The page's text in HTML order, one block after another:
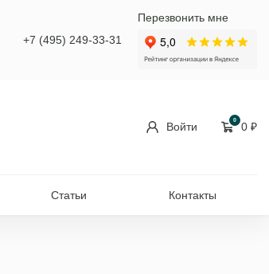
+7 (495) 249-33-31
Перезвонить мне
Войти
0
0 ₽
Статьи Контакты